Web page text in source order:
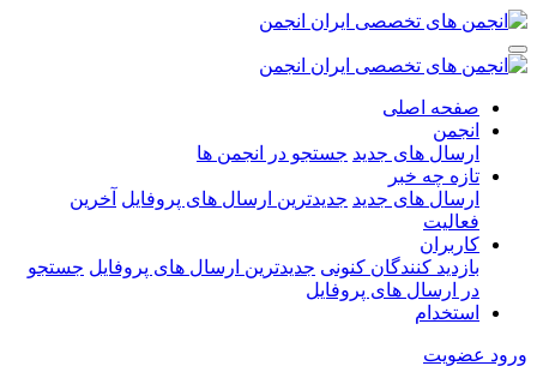
صفحه اصلی
انجمن
ارسال های جدید جستجو در انجمن ها
تازه چه خبر
ارسال های جدید جدیدترین ارسال های پروفایل آخرین
فعالیت
کاربران
بازدید کنندگان کنونی جدیدترین ارسال های پروفایل جستجو
در ارسال های پروفایل
استخدام
ورود عضویت